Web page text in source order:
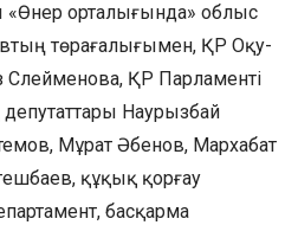
«Өнер орталығында» облыс
төрағалығымен, ҚР Оқу-
ҚР Парламенті
Наурызбай
Мұрат Әбенов, Мархабат
құқық қорғау
басқарма